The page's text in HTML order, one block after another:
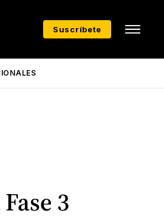
Suscríbete
3